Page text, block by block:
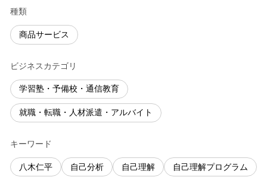
種類
商品サービス
ビジネスカテゴリ
学習塾・予備校・通信教育
就職・転職・人材派遣・アルバイト
キーワード
八木仁平 自己分析 自己理解 自己理解プログラム